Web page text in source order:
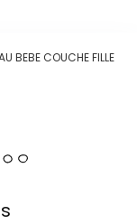
COUCHE FILLE